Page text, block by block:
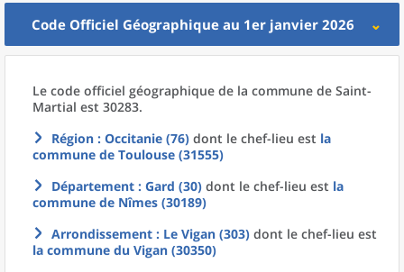
Code Officiel Géographique au 1er janvier 2026
Le code officiel géographique de la commune de Saint-
Martial est 30283.
Région : Occitanie (76) dont le chef-lieu est la
commune de Toulouse (31555)
Département : Gard (30) dont le chef-lieu est la
commune de Nîmes (30189)
Arrondissement : Le Vigan (303) dont le chef-lieu est
la commune du Vigan (30350)